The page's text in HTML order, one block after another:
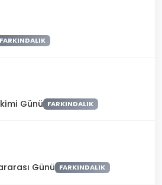
FARKINDALIK
Günü FARKINDALIK
Günü FARKINDALIK